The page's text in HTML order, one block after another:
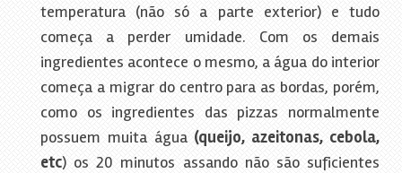
temperatura (não só a parte exterior) e tudo
começa a perder umidade. Com os demais
ingredientes acontece o mesmo, a água do interior
começa a migrar do centro para as bordas, porém,
como os ingredientes das pizzas normalmente
possuem muita água (queijo, azeitonas, cebola,
etc) os 20 minutos assando não são suficientes